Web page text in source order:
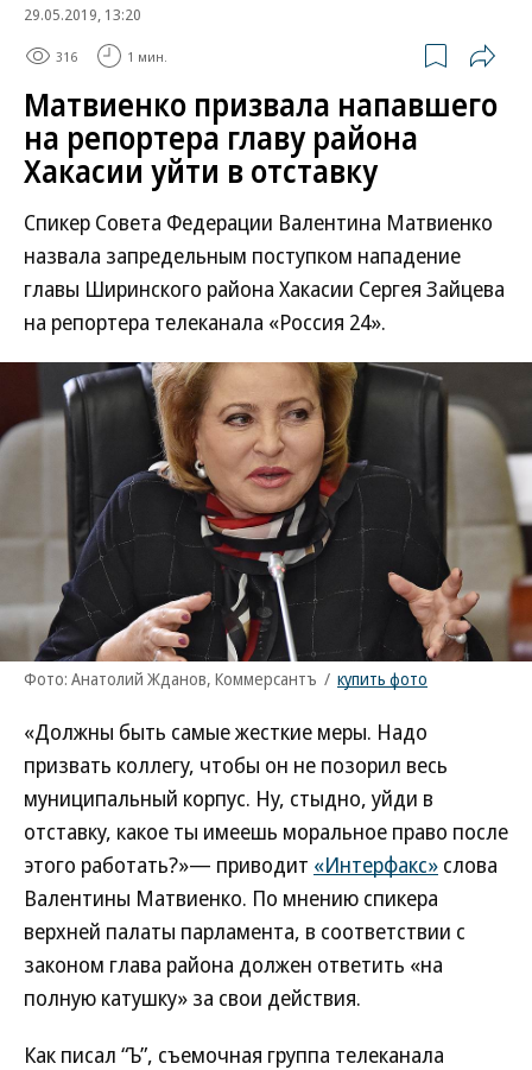
29.05.2019, 13:20
316 1 мин.
Матвиенко призвала напавшего
на репортера главу района
Хакасии уйти в отставку
Спикер Совета Федерации Валентина Матвиенко
назвала запредельным поступком нападение
главы Ширинского района Хакасии Сергея Зайцева
на репортера телеканала «Россия 24».
Фото: Анатолий Жданов, Коммерсантъ / купить фото
«Должны быть самые жесткие меры. Надо
призвать коллегу, чтобы он не позорил весь
муниципальный корпус. Ну, стыдно, уйди в
отставку, какое ты имеешь моральное право после
этого работать?»— приводит «Интерфакс» слова
Валентины Матвиенко. По мнению спикера
верхней палаты парламента, в соответствии с
законом глава района должен ответить «на
полную катушку» за свои действия.
Как писал “Ъ”, съемочная группа телеканала